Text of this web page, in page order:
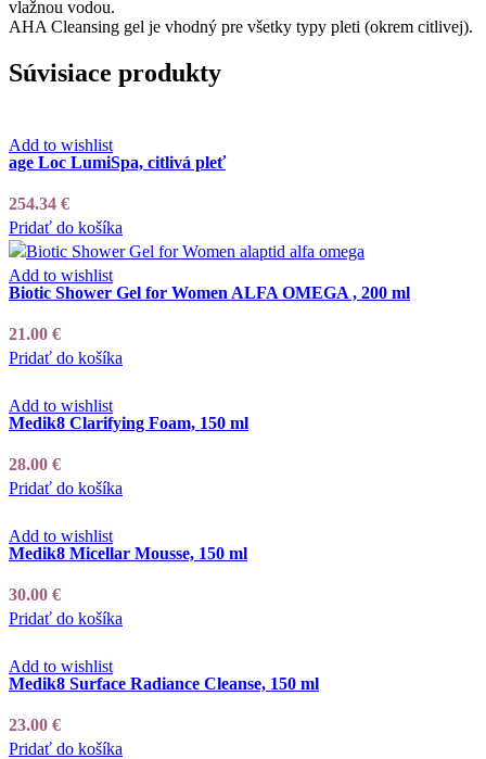
vlažnou vodou.
AHA Cleansing gel je vhodný pre všetky typy pleti (okrem citlivej).
Súvisiace produkty
Add to wishlist
age Loc LumiSpa, citlivá pleť
254.34 €
Pridať do košíka
Add to wishlist
Biotic Shower Gel for Women ALFA OMEGA , 200 ml
21.00 €
Pridať do košíka
Add to wishlist
Medik8 Clarifying Foam, 150 ml
28.00 €
Pridať do košíka
Add to wishlist
Medik8 Micellar Mousse, 150 ml
30.00 €
Pridať do košíka
Add to wishlist
Medik8 Surface Radiance Cleanse, 150 ml
23.00 €
Pridať do košíka